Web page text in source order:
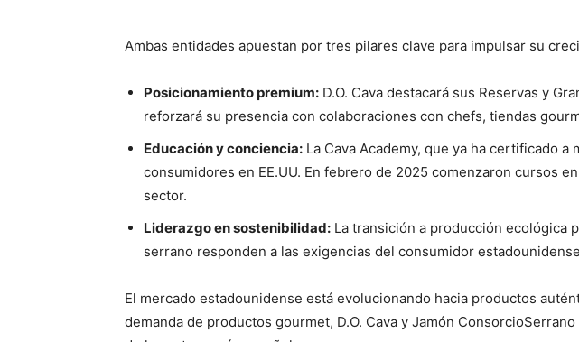
Ambas entidades apuestan por tres pilares clave para impulsar su
Posicionamiento premium: D.O. Cava destacará sus Reservas y
reforzará su presencia con colaboraciones con chefs, tiendas
Educación y conciencia: La Cava Academy, que ya ha certificado
consumidores en EE.UU. En febrero de 2025 comenzaron cursos
sector.
Liderazgo en sostenibilidad: La transición a producción ecológica
serrano responden a las exigencias del consumidor
El mercado estadounidense está evolucionando hacia productos
demanda de productos gourmet, D.O. Cava y Jamón